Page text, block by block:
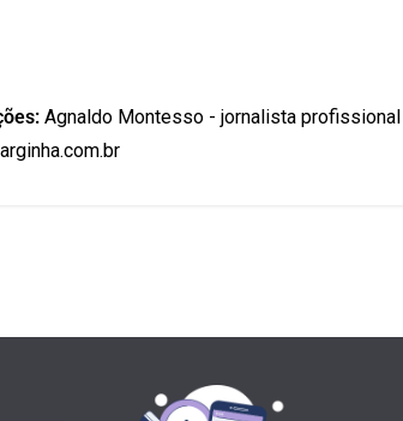
Agnaldo Montesso - jornalista